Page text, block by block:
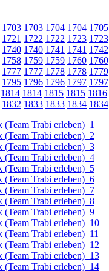
1703 1703 1704 1704 1705
1721 1722 1722 1723 1723
1740 1740 1741 1741 1742
1758 1759 1759 1760 1760
1777 1777 1778 1778 1779
1795 1796 1796 1797 1797
1814 1814 1815 1815 1816
1832 1833 1833 1834 1834